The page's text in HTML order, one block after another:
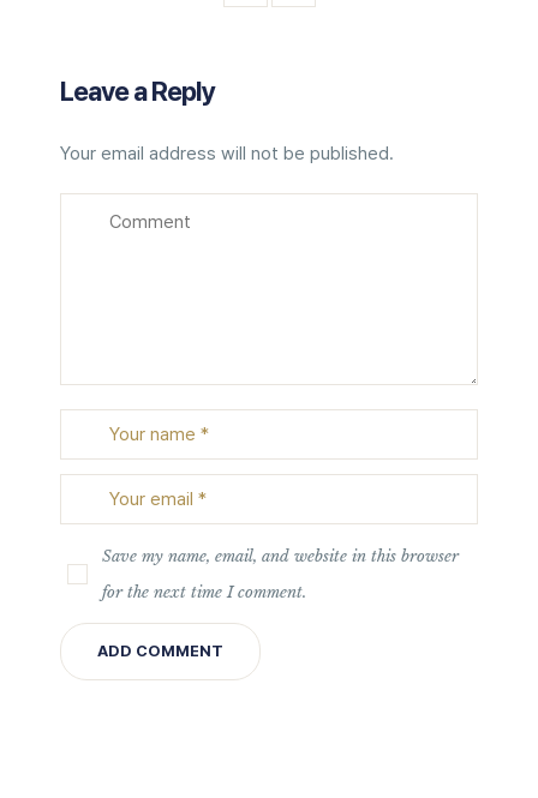
Leave a Reply
Your email address will not be published.
Save my name, email, and website in this browser
for the next time I comment.